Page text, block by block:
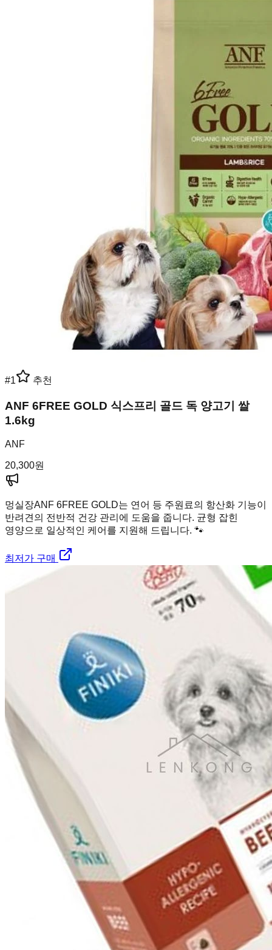
#1 추천
ANF 6FREE GOLD 식스프리 골드 독 양고기 쌀
1.6kg
ANF
20,300원
멍실장ANF 6FREE GOLD는 연어 등 주원료의 항산화 기능이
반려견의 전반적 건강 관리에 도움을 줍니다. 균형 잡힌
영양으로 일상적인 케어를 지원해 드립니다. 🐾
최저가 구매